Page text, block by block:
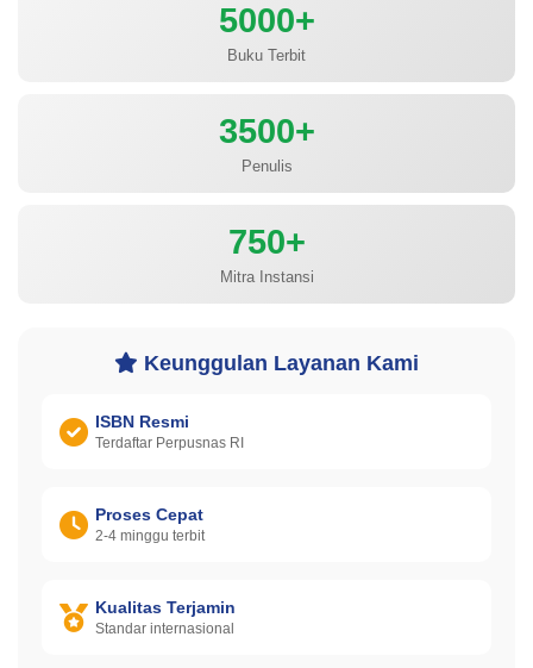
5000+
Buku Terbit
3500+
Penulis
750+
Mitra Instansi
Keunggulan Layanan Kami
ISBN Resmi
Terdaftar Perpusnas RI
Proses Cepat
2-4 minggu terbit
Kualitas Terjamin
Standar internasional